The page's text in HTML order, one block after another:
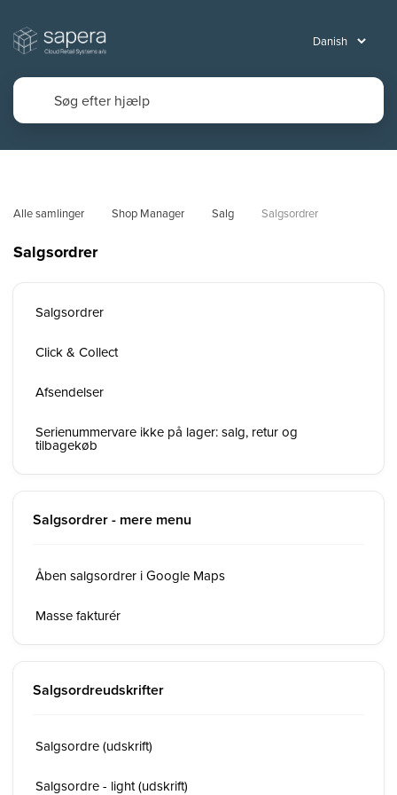
Alle samlinger Shop Manager Salg Salgsordrer
Salgsordrer
Salgsordrer
Click & Collect
Afsendelser
Serienummervare ikke på lager: salg, retur og
tilbagekøb
Salgsordrer - mere menu
Åben salgsordrer i Google Maps
Masse fakturér
Salgsordreudskrifter
Salgsordre (udskrift)
Salgsordre - light (udskrift)